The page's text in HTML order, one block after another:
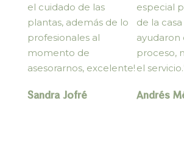
el cuidado de las
plantas, además de lo
profesionales al
momento de
asesorarnos, excelente!
Sandra Jofré
especial
de la
ayudaron
proceso,
el
Andrés